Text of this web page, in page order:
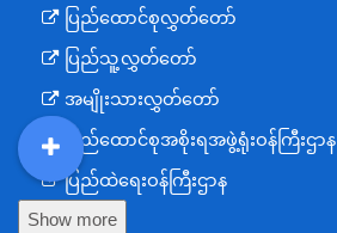
ပြည်ထောင်စုလွှတ်တော်
ပြည်သူ့လွှတ်တော်
အမျိုးသားလွှတ်တော်
ပြည်ထောင်စုအစိုးရအဖွဲ့ရုံးဝန်ကြီးဌာန
ပြည်ထဲရေးဝန်ကြီးဌာန
ကာကွယ်ရေးဝန်ကြီးဌာန
Show more